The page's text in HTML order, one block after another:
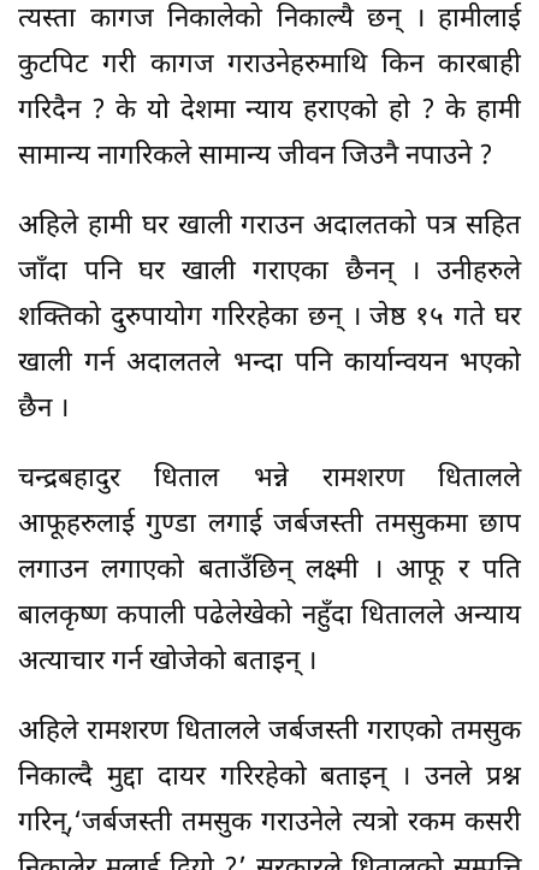
त्यस्ता कागज निकालेको निकाल्यै छन् । हामीलाई
कुटपिट गरी कागज गराउनेहरुमाथि किन कारबाही
गरिदैन ? के यो देशमा न्याय हराएको हो ? के हामी
सामान्य नागरिकले सामान्य जीवन जिउनै नपाउने ?
अहिले हामी घर खाली गराउन अदालतको पत्र सहित
जाँदा पनि घर खाली गराएका छैनन् । उनीहरुले
शक्तिको दुरुपायोग गरिरहेका छन् । जेष्ठ १५ गते घर
खाली गर्न अदालतले भन्दा पनि कार्यान्वयन भएको
छैन ।
चन्द्रबहादुर धिताल भन्ने रामशरण धितालले
आफूहरुलाई गुण्डा लगाई जर्बजस्ती तमसुकमा छाप
लगाउन लगाएको बताउँछिन् लक्ष्मी । आफू र पति
बालकृष्ण कपाली पढेलेखेको नहुँदा धितालले अन्याय
अत्याचार गर्न खोजेको बताइन् ।
अहिले रामशरण धितालले जर्बजस्ती गराएको तमसुक
निकाल्दै मुद्दा दायर गरिरहेको बताइन् । उनले प्रश्न
गरिन्,‘जर्बजस्ती तमसुक गराउनेले त्यत्रो रकम कसरी